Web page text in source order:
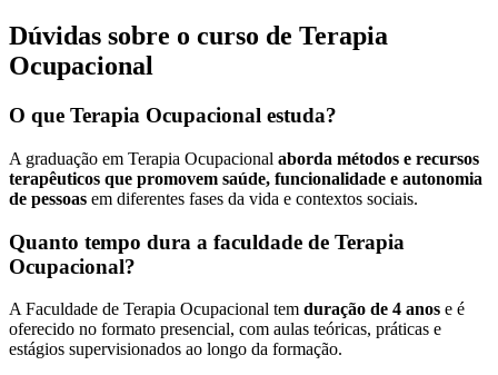
Dúvidas sobre o curso de Terapia
Ocupacional
O que Terapia Ocupacional estuda?
A graduação em Terapia Ocupacional aborda métodos e recursos
terapêuticos que promovem saúde, funcionalidade e autonomia
de pessoas em diferentes fases da vida e contextos sociais.
Quanto tempo dura a faculdade de Terapia
Ocupacional?
A Faculdade de Terapia Ocupacional tem duração de 4 anos e é
oferecido no formato presencial, com aulas teóricas, práticas e
estágios supervisionados ao longo da formação.